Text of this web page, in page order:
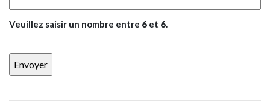
Veuillez saisir un nombre entre 6 et 6